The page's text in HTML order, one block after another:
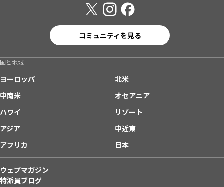
コミュニティを見る
国と地域
ヨーロッパ
北米
中南米
オセアニア
ハワイ
リゾート
アジア
中近東
アフリカ
日本
ウェブマガジン
特派員ブログ